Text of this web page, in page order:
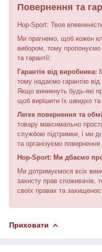
Повернення та
Hop-Sport: Твоя
Ми прагнемо, щоб кожен
вибором, тому пропонуємо
та гарантії:
Гарантія від виробника:
тому надаємо гарантію
Якщо виникнуть будь-які
щоб вирішити їх швидко та
Легке повернення та
товару максимально
службою підтримки, і ми
та організуємо повернення
Hop-Sport: Ми дбаємо
Ми дотримуємося всіх
захисту прав споживачів,
своїх правах та
Приховати